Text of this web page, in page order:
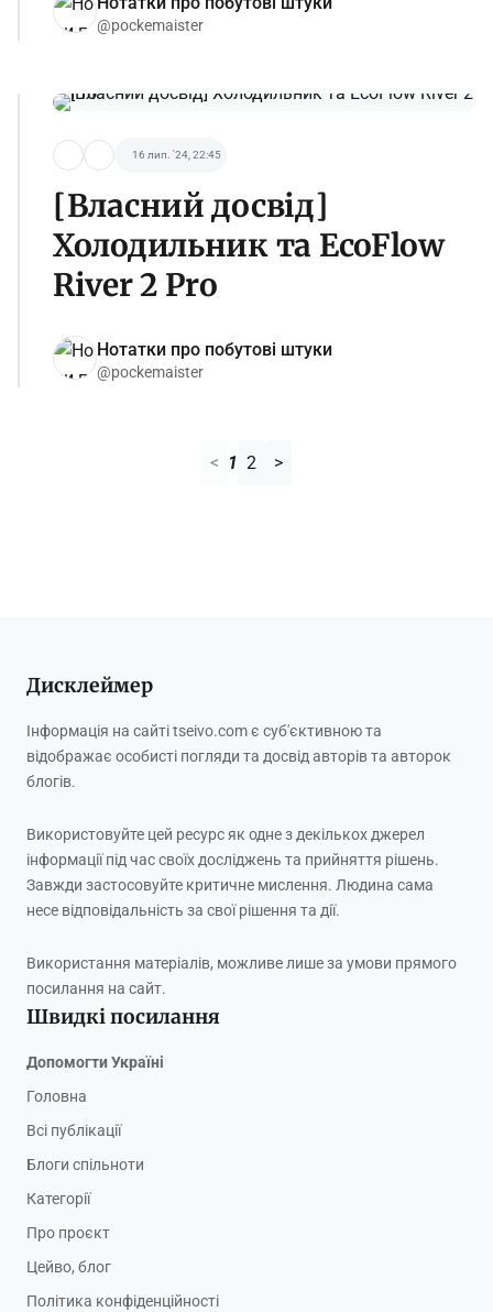
@pockemaister
16 лип. '24, 22:45
[Власний досвід]
Холодильник та EcoFlow
River 2 Pro
Нотатки про побутові штуки
@pockemaister
< 1 2 >
Дисклеймер
Інформація на сайті tseivo.com є суб'єктивною та
відображає особисті погляди та досвід авторів та авторок
блогів.
Використовуйте цей ресурс як одне з декількох джерел
інформації під час своїх досліджень та прийняття рішень.
Завжди застосовуйте критичне мислення. Людина сама
несе відповідальність за свої рішення та дії.
Використання матеріалів, можливе лише за умови прямого
посилання на сайт.
Швидкі посилання
Допомогти Україні
Головна
Всі публікації
Блоги спільноти
Категорії
Про проєкт
Цейво, блог
Політика конфіденційності